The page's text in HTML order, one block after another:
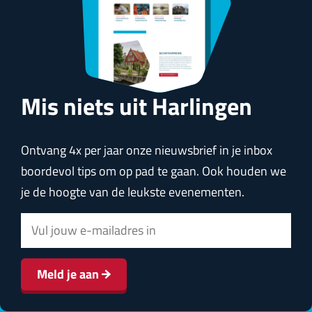
Mis niets uit Harlingen
Ontvang 4x per jaar onze nieuwsbrief in je inbox
boordevol tips om op pad te gaan. Ook houden we
je de hoogte van de leukste evenementen.
-
m
a
Meld je aan